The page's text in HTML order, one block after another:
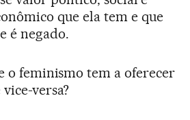
que ela tem e que
é negado.
o feminismo tem a oferecer
versa?